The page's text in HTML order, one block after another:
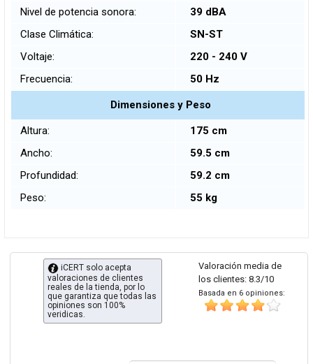
Nivel de potencia sonora:
39 dBA
Clase Climática:
SN-ST
Voltaje:
220 - 240 V
Frecuencia:
50 Hz
Dimensiones y Peso
Altura:
175 cm
Ancho:
59.5 cm
Profundidad:
59.2 cm
Peso:
55 kg
Valoración media de
los clientes: 8.3/10
Basada en 6 opiniones:
iCERT solo acepta
valoraciones de clientes
reales de la tienda, por lo
que garantiza que todas las
opiniones son 100%
veridicas.